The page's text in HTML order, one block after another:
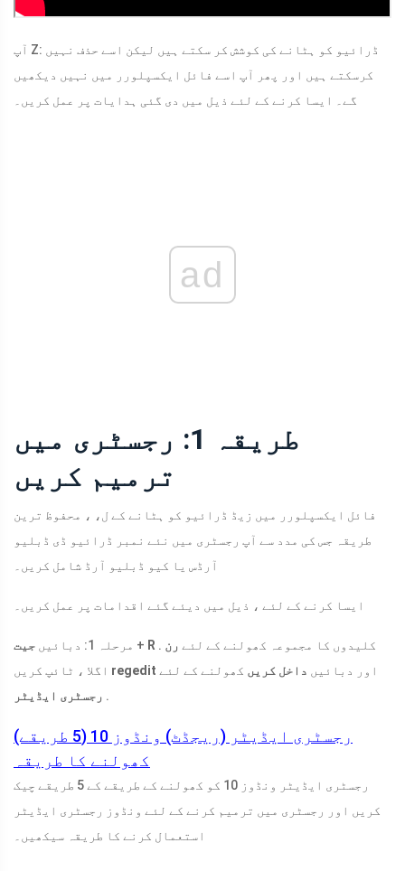
آپ Z: ڈرائیو کو ہٹانے کی کوشش کر سکتے ہیں لیکن اسے حذف نہیں
کرسکتے ہیں اور پھر آپ اسے فائل ایکسپلورر میں نہیں دیکھیں
گے۔ ایسا کرنے کے لئے ذیل میں دی گئی ہدایات پر عمل کریں۔
ad
طریقہ 1: رجسٹری میں
ترمیم کریں
فائل ایکسپلورر میں زیڈ ڈرائیو کو ہٹانے کے ل، ، محفوظ ترین
طریقہ جس کی مدد سے آپ رجسٹری میں نئے نمبر ڈرائیو ڈی ڈبلیو
آرڈس یا کیو ڈبلیو آرڈ شامل کریں۔
ایسا کرنے کے لئے ، ذیل میں دیئے گئے اقدامات پر عمل کریں۔
مرحلہ 1: دبائیں جیت + R کلیدوں کا مجموعہ کھولنے کے لئے رن .
regedit اور دبائیں داخل کریں کھولنے کے لئے
رجسٹری ایڈیٹر .
رجسٹری ایڈیٹر (ریجڈٹ) ونڈوز 10 (5 طریقے)
کھولنے کا طریقہ
رجسٹری ایڈیٹر ونڈوز 10 کو کھولنے کے طریقے کے 5 طریقے چیک
کریں اور رجسٹری میں ترمیم کرنے کے لئے ونڈوز رجسٹری ایڈیٹر
استعمال کرنے کا طریقہ سیکھیں۔